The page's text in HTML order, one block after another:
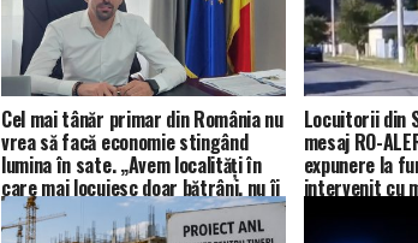
Cel mai tânăr primar din România nu
vrea să facă economie stingând
lumina în sate. „Avem localități în
care mai locuiesc doar bătrâni, nu îi
voi lăsa în întuneric, orice s-ar
decide la București”.
Locuitorii din
mesaj RO-
expunere la
intervenit cu